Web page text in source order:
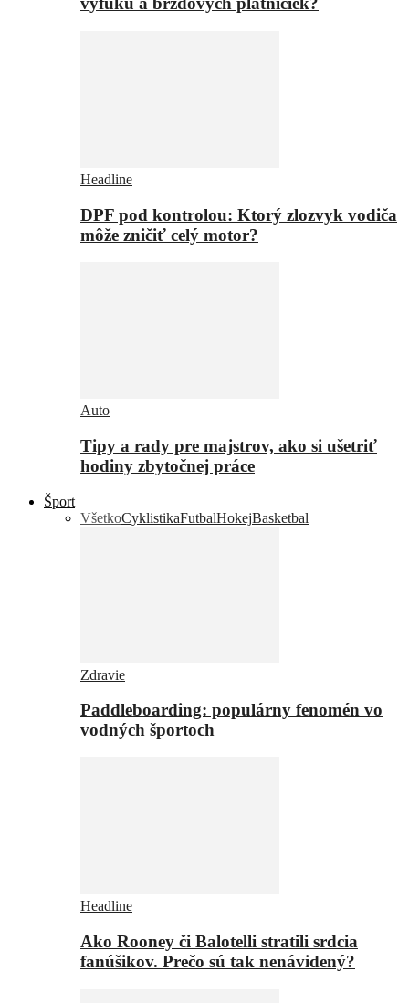
Headline
DPF pod kontrolou: Ktorý zlozvyk vodiča
môže zničiť celý motor?
Auto
Tipy a rady pre majstrov, ako si ušetriť
hodiny zbytočnej práce
Šport
VšetkoCyklistikaFutbalHokejBasketbal
Zdravie
Paddleboarding: populárny fenomén vo
vodných športoch
Headline
Ako Rooney či Balotelli stratili srdcia
fanúšikov. Prečo sú tak nenávidený?